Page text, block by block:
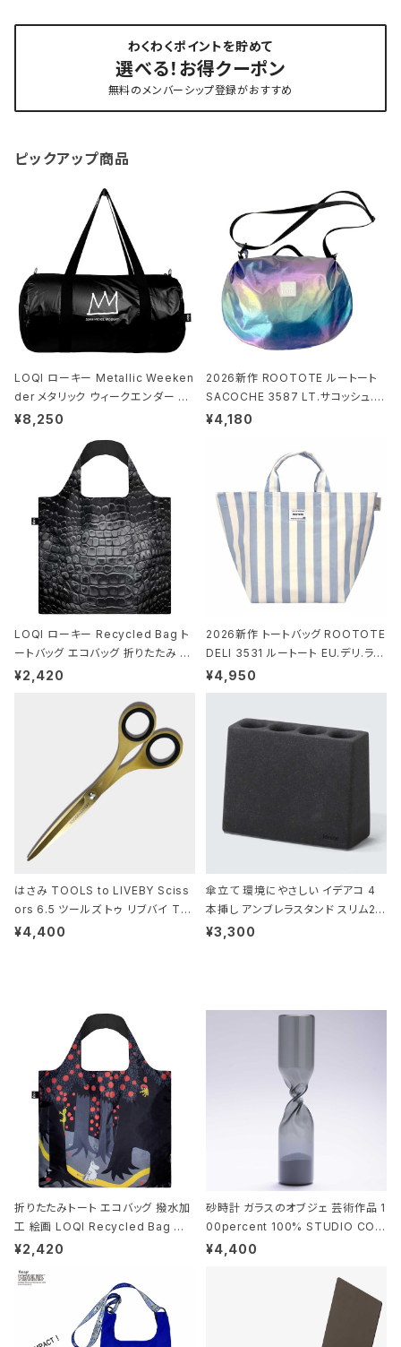
わくわくポイントを貯めて
選べる！お得クーポン
無料のメンバーシップ登録がおすすめ
ピックアップ商品
LOQI ローキー Metallic Weeken
der メタリック ウィークエンダー ボ
ストンバッグ ショルダーバッグ JEAN
ck ジャン=ミッシェル・バスキア/クラ
ウン ブラック
¥8,250
2026新作 ROOTOTE ルートート
SACOCHE 3587 LT.サコッシュ.ル
ミエ-B ショルダーバッグ グロスネイ
¥4,180
LOQI ローキー Recycled Bag ト
ートバッグ エコバッグ 折りたたみ 大
きめ 撥水加工 収納ポーチ CROCO
¥2,420
2026新作 トートバッグ ROOTOTE
DELI 3531 ルートート EU.デリ.ラミ
ネート-W サックス・ホワイト
¥4,950
はさみ TOOLS to LIVEBY Sciss
ors 6.5 ツールズ トゥ リブバイ TL
010 シザーズ 6.5 ゴールド
¥4,400
傘立て 環境にやさしい イデアコ 4
本挿し アンブレラスタンド スリム2 i
deaco Umbrella Stand slim2 s
¥3,300
折りたたみトート エコバッグ 撥水加
工 絵画 LOQI Recycled Bag ロ
ーキー 大きめ トートバッグ MOOMI
¥2,420
砂時計 ガラスのオブジェ 芸術作品 1
00percent 100% STUDIO COH
AKU Timeless 100パーセント ス
¥4,400